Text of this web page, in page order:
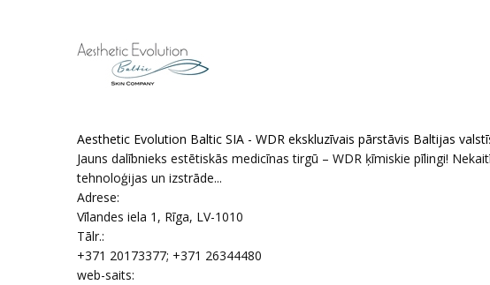
Aesthetic Evolution Baltic SIA - WDR ekskluzīvais pārstāvis Baltijas
Jauns dalībnieks estētiskās medicīnas tirgū – WDR ķīmiskie pīlingi!
tehnoloģijas un izstrāde...
Adrese:
Vīlandes iela 1 , Rīga, LV-1010
Tālr.:
+371 20173377; +371 26344480
web-saits: